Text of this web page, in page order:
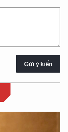
Gửi ý kiến